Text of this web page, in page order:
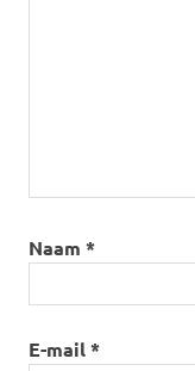
Naam *
E-mail*